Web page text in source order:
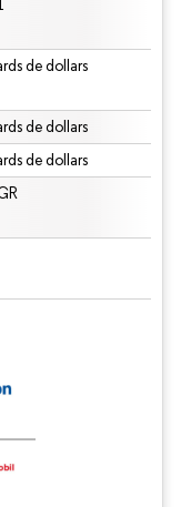
de dollars
de dollars
de dollars
une attribution sous CC